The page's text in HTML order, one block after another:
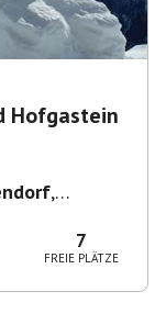
Hofgastein
,
7
FREIE PLÄTZE